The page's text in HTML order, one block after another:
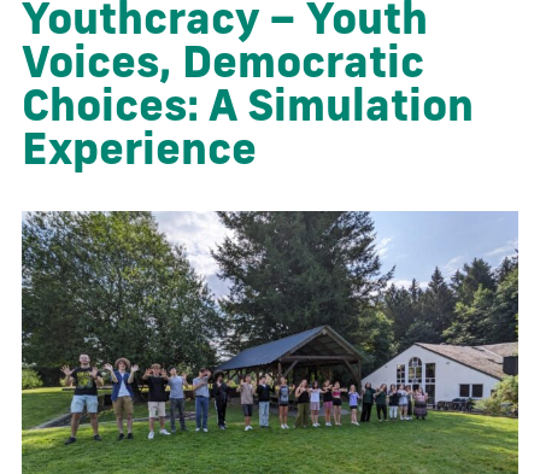
Youthcracy – Youth
Voices, Democratic
Choices: A Simulation
Experience